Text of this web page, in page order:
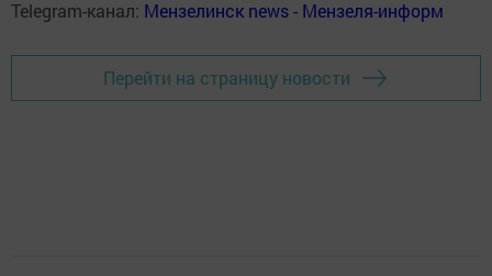
Telegram-канал: Мензелинск news - Мензеля-информ
Перейти на страницу новости